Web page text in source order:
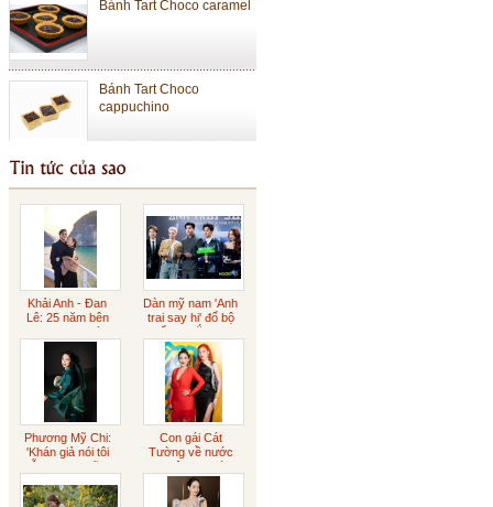
Bánh Tart Choco
cappuchino
thống
Bánh Cheese Tart Lớn
Bánh Cheese Tart Nhỏ
Sôcôla Gianduja
Sôcôla rắc vàng
Khải Anh - Đan
Lê: 25 năm bên
nhau ngọt ngào
Dàn mỹ nam 'Anh
trai say hi' đổ bộ
buổi ra mắt phim
Phương Mỹ Chi:
'Khán giả nói tôi
diễn sượng cũng
Con gái Cát
Tường về nước
xin việc sau tám
năm du học
Australia